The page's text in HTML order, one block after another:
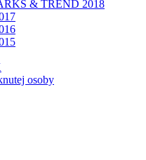
& TREND 2018
osoby